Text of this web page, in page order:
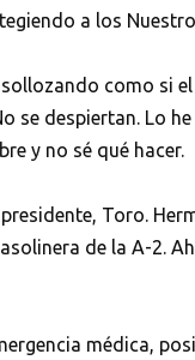
a los
como si
se despiertan. Lo
y no sé qué hacer.
Toro.
de la A-2.
médica,